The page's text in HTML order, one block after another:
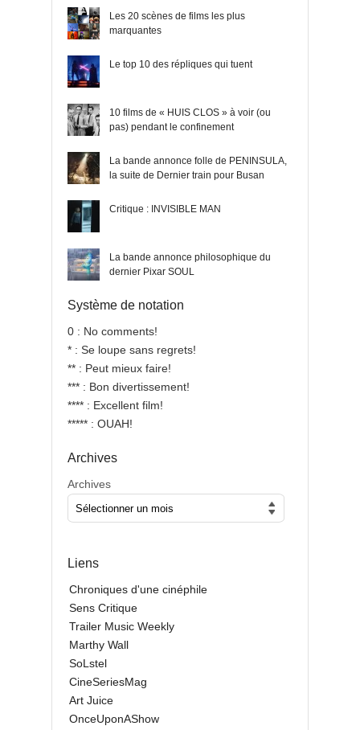
Les 20 scènes de films les plus
marquantes
Le top 10 des répliques qui tuent
10 films de « HUIS CLOS » à voir (ou
pas) pendant le confinement
La bande annonce folle de PENINSULA,
la suite de Dernier train pour Busan
Critique : INVISIBLE MAN
La bande annonce philosophique du
dernier Pixar SOUL
Système de notation
0 : No comments!
* : Se loupe sans regrets!
** : Peut mieux faire!
*** : Bon divertissement!
**** : Excellent film!
***** : OUAH!
Archives
Archives
Liens
Chroniques d'une cinéphile
Sens Critique
Trailer Music Weekly
Marthy Wall
SoLstel
CineSeriesMag
Art Juice
OnceUponAShow